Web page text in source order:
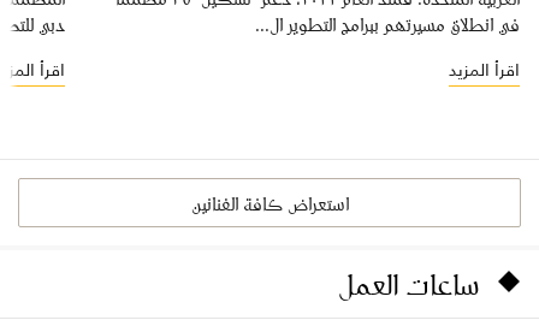
في انطلاق مسيرتهم ببرامج التطوير ال...
اقرأ المزيد
دبي
اقرأ
استعراض كافة الفنانين
ساعات العمل